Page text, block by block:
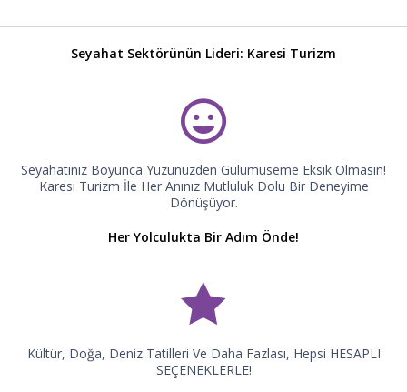
Seyahat Sektörünün Lideri: Karesi Turizm
Seyahatiniz Boyunca Yüzünüzden Gülümüseme Eksik Olmasın!
Karesi Turizm İle Her Anınız Mutluluk Dolu Bir Deneyime
Dönüşüyor.
Her Yolculukta Bir Adım Önde!
Kültür, Doğa, Deniz Tatilleri Ve Daha Fazlası, Hepsi HESAPLI
SEÇENEKLERLE!